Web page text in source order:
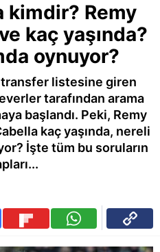
kimdir? Remy
kaç yaşında?
oynuyor?
listesine giren
tarafından arama
başlandı. Peki, Remy
kaç yaşında, nereli
İşte tüm bu soruların